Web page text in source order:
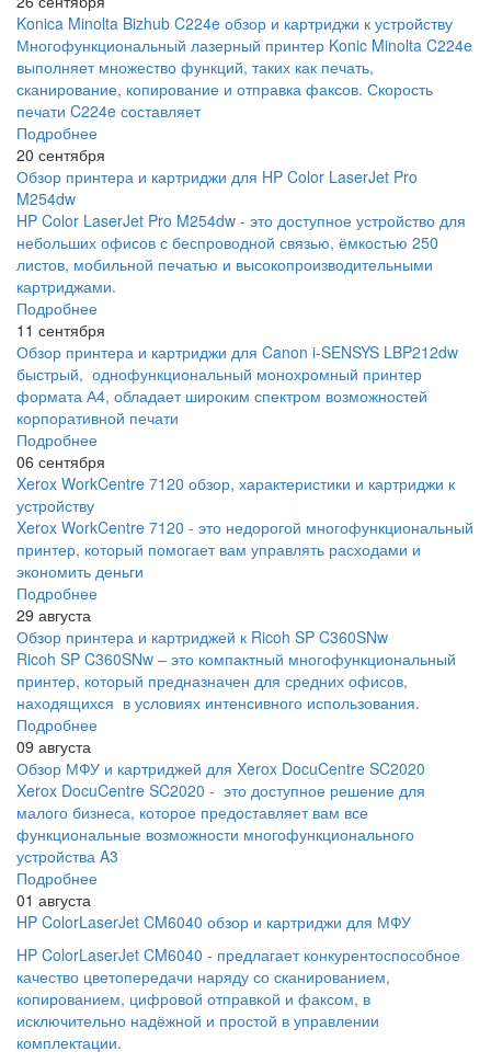
Konica Minolta Bizhub C224e обзор и картриджи к устройству
Многофункциональный лазерный принтер Konic Minolta C224e
выполняет множество функций, таких как печать,
сканирование, копирование и отправка факсов. Скорость
печати C224e составляет
Подробнее
20 сентября
Обзор принтера и картриджи для HP Color LaserJet Pro
M254dw
HP Color LaserJet Pro M254dw - это доступное устройство для
небольших офисов с беспроводной связью, ёмкостью 250
листов, мобильной печатью и высокопроизводительными
картриджами.
Подробнее
11 сентября
Обзор принтера и картриджи для Canon i-SENSYS LBP212dw
быстрый, однофункциональный монохромный принтер
формата А4, обладает широким спектром возможностей
корпоративной печати
Подробнее
06 сентября
Xerox WorkCentre 7120 обзор, характеристики и картриджи к
устройству
Xerox WorkCentre 7120 - это недорогой многофункциональный
принтер, который помогает вам управлять расходами и
экономить деньги
Подробнее
29 августа
Обзор принтера и картриджей к Ricoh SP C360SNw
Ricoh SP C360SNw – это компактный многофункциональный
принтер, который предназначен для средних офисов,
находящихся в условиях интенсивного использования.
Подробнее
09 августа
Обзор МФУ и картриджей для Xerox DocuCentre SC2020
Xerox DocuCentre SC2020 - это доступное решение для
малого бизнеса, которое предоставляет вам все
функциональные возможности многофункционального
устройства A3
Подробнее
01 августа
HP ColorLaserJet CM6040 обзор и картриджи для МФУ
HP ColorLaserJet CM6040 - предлагает конкурентоспособное
качество цветопередачи наряду со сканированием,
копированием, цифровой отправкой и факсом, в
исключительно надёжной и простой в управлении
комплектации.